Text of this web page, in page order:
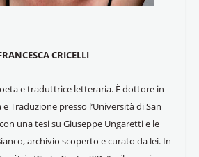
CRICELLI
e traduttrice letteraria. È dottore in
Traduzione presso l’Università di San
una tesi su Giuseppe Ungaretti e le
archivio scoperto e curato da lei. In